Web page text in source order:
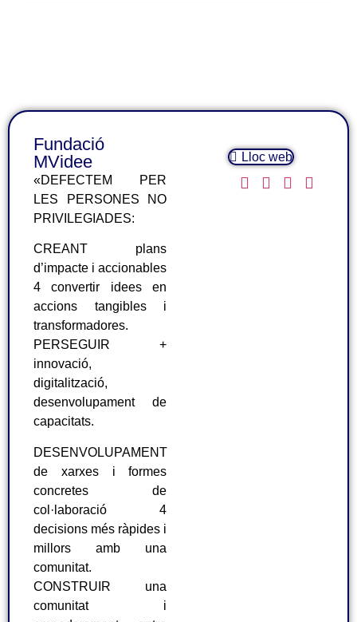
Lloc web
Fundació
MVidee
«DEFECTEM PER
LES PERSONES NO
PRIVILEGIADES:
CREANT plans
d’impacte i accionables
4 convertir idees en
accions tangibles i
transformadores.
PERSEGUIR +
innovació,
digitalització,
desenvolupament de
capacitats.
DESENVOLUPAMENT
de xarxes i formes
concretes de
col·laboració 4
decisions més ràpides i
millors amb una
comunitat.
CONSTRUIR una
comunitat i